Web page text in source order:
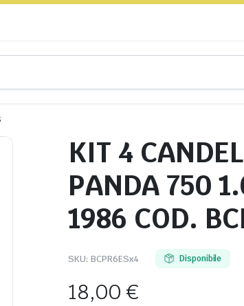
KIT 4
PANDA 750
1986 COD.
SKU: BCPR6ESx4 Disponibile
18,00€